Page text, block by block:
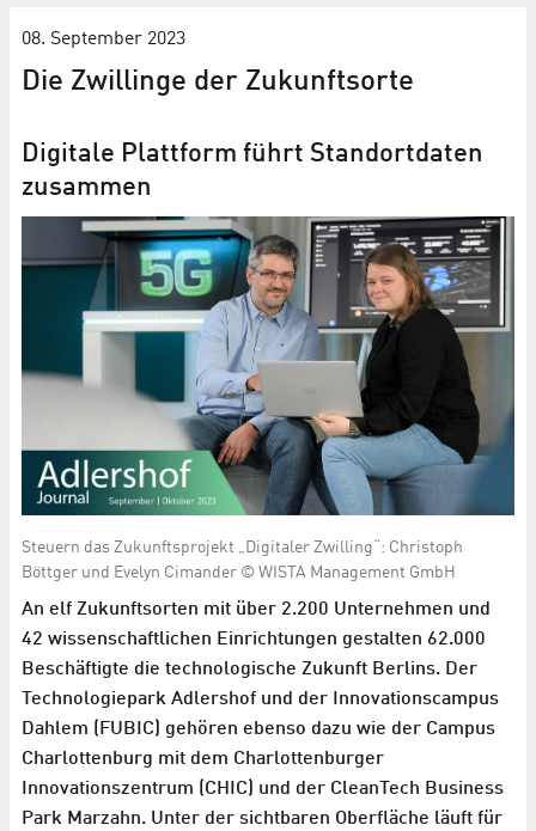
08. September 2023
Die Zwillinge der Zukunftsorte
Digitale Plattform führt Standortdaten
zusammen
Steuern das Zukunftsprojekt „Digitaler Zwilling“: Christoph
Böttger und Evelyn Cimander © WISTA Management GmbH
An elf Zukunftsorten mit über 2.200 Unternehmen und
42 wissenschaftlichen Einrichtungen gestalten 62.000
Beschäftigte die technologische Zukunft Berlins. Der
Technologiepark Adlershof und der Innovationscampus
Dahlem (FUBIC) gehören ebenso dazu wie der Campus
Charlottenburg mit dem Charlottenburger
Innovationszentrum (CHIC) und der CleanTech Business
Park Marzahn. Unter der sichtbaren Oberfläche läuft für